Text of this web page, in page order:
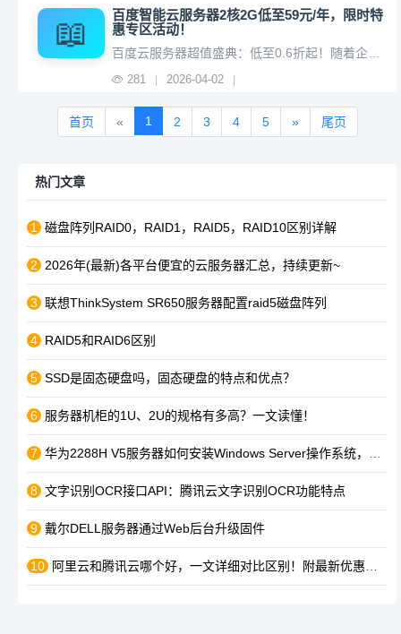
📖
百度智能云服务器2核2G低至59元/年，限时特
惠专区活动！
281 2026-04-02
首页 « 1 2 3 4 5 » 尾页
热门文章
1 磁盘阵列RAID0，RAID1，RAID5，RAID10区别详解
2 2026年(最新)各平台便宜的云服务器汇总，持续更新~
3 联想ThinkSystem SR650服务器配置raid5磁盘阵列
4 RAID5和RAID6区别
5 SSD是固态硬盘吗，固态硬盘的特点和优点？
6 服务器机柜的1U、2U的规格有多高？一文读懂！
7 华为2288H V5服务器如何安装Windows Server操作系统，详细指导！
8 文字识别OCR接口API：腾讯云文字识别OCR功能特点
9 戴尔DELL服务器通过Web后台升级固件
10 阿里云和腾讯云哪个好，一文详细对比区别！附最新优惠活动入口